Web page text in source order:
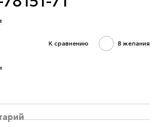
К сравнению В желания